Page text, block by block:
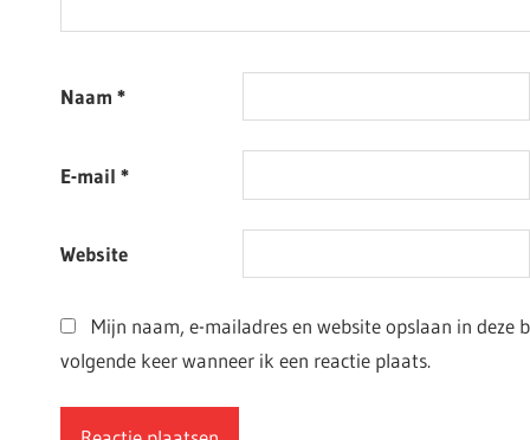
Naam *
E-mail *
Website
Mijn naam, e-mailadres en website opslaan in deze
volgende keer wanneer ik een reactie plaats.